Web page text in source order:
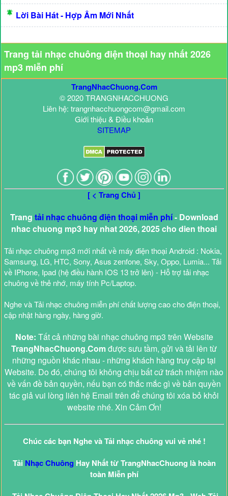
Lời Bài Hát - Hợp Âm Mới Nhất
Trang tải nhạc chuông điện thoại hay nhất 2026
mp3 miễn phí
TrangNhacChuong.Com
© 2020 TRANGNHACCHUONG
Liên hệ: trangnhacchuongcom@gmail.com
Giới thiệu & Điều khoản
SITEMAP
[ < Trang Chủ ]
Trang tải nhạc chuông điện thoại miễn phí- Download
nhac chuong mp3 hay nhat 2026, 2025 cho dien thoai
Tải nhạc chuông mp3 mới nhất về máy điện thoại Android : Nokia,
Samsung, LG, HTC, Sony, Asus zenfone, Sky, Oppo, Lumia... Tải
về IPhone, Ipad (hệ điều hành IOS 13 trở lên) - Hỗ trợ tải nhạc
chuông về thẻ nhớ, máy tính Pc/Laptop.
Nghe và Tải nhạc chuông miễn phí chất lượng cao cho điện thoại,
cập nhật hàng ngày, hàng giờ.
Note: Tất cả những bài nhạc chuông mp3 trên Website
TrangNhacChuong.Comđược sưu tầm, gửi và tải lên từ
những nguồn khác nhau - những khách hàng truy cập tại
Website. Do đó, chúng tôi không chịu bất cứ trách nhiệm nào
về vấn đề bản quyền, nếu bạn có thắc mắc gì về bản quyền
tác giả vui lòng liên hệ Email trên để chúng tôi xóa bỏ khỏi
website nhé. Xin Cảm Ơn!
Chúc các bạn Nghe và Tải nhạc chuông vui vẻ nhé !
Tải Nhạc Chuông Hay Nhất từ TrangNhacChuong là hoàn
toàn Miễn phí